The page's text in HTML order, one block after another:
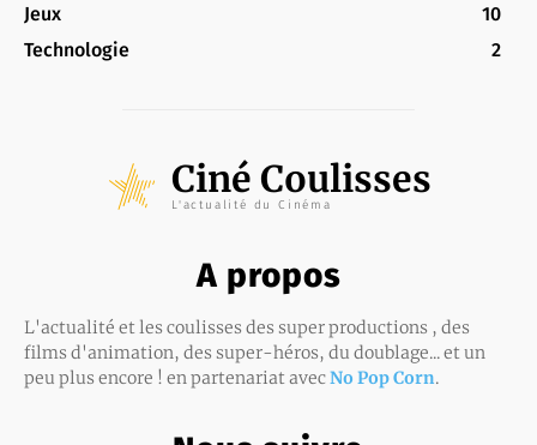
Jeux
10
Technologie
2
Ciné Coulisses
L'actualité du Cinéma
A propos
L'actualité et les coulisses des super productions , des
films d'animation, des super-héros, du doublage... et un
peu plus encore ! en partenariat avecNo Pop Corn.